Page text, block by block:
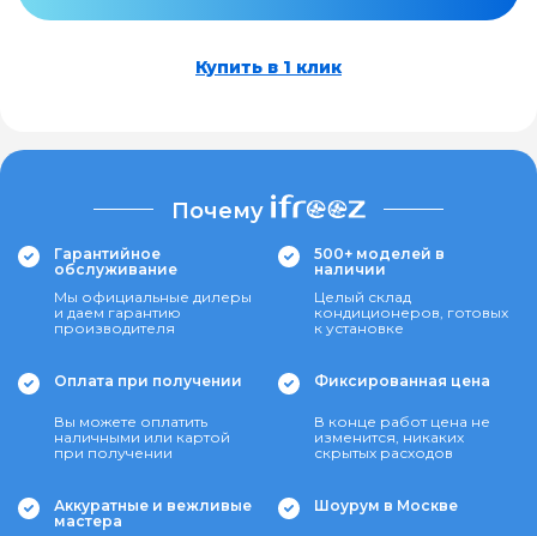
Купить в 1 клик
Почему
Гарантийное
обслуживание
Мы официальные дилеры
и даем гарантию
производителя
500+ моделей в
наличии
Целый склад
кондиционеров, готовых
к установке
Оплата при получении
Вы можете оплатить
наличными или картой
при получении
Фиксированная цена
В конце работ цена не
изменится, никаких
скрытых расходов
Аккуратные и вежливые
мастера
Шоурум в Москве